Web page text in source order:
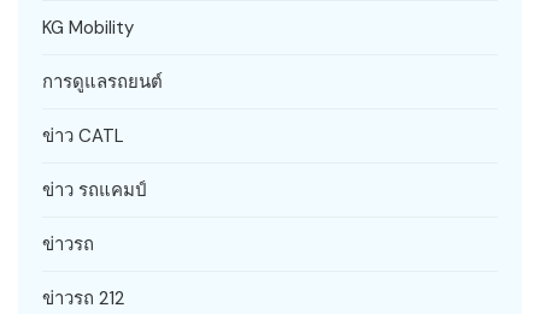
KG Mobility
การดูแลรถยนต์
ข่าว CATL
ข่าว รถแคมป์
ข่าวรถ
ข่าวรถ 212